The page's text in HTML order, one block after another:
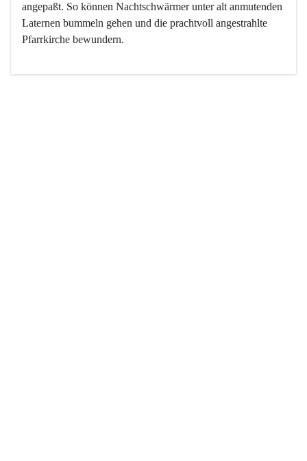
angepaßt. So können Nachtschwärmer unter alt anmutenden
Laternen bummeln gehen und die prachtvoll angestrahlte
Pfarrkirche bewundern.
Der Weinbau dominert heute nicht mehr, ist aber integrativer